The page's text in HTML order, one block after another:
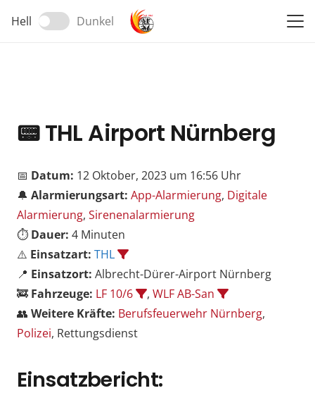
Hell Dunkel
📟THL Airport Nürnberg
📅 Datum: 12 Oktober, 2023 um 16:56 Uhr
🔔 Alarmierungsart: App-Alarmierung, Digitale
Alarmierung, Sirenenalarmierung
⏱️ Dauer: 4 Minuten
⚠️ Einsatzart: THL
📍 Einsatzort: Albrecht-Dürer-Airport Nürnberg
🚒 Fahrzeuge: LF 10/6 , WLF AB-San
👥 Weitere Kräfte: Berufsfeuerwehr Nürnberg,
Polizei, Rettungsdienst
Einsatzbericht: